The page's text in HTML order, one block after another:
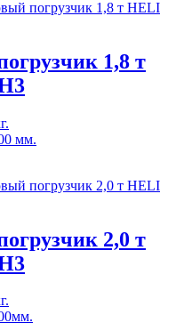
1,8 т
мм.
2,0 т